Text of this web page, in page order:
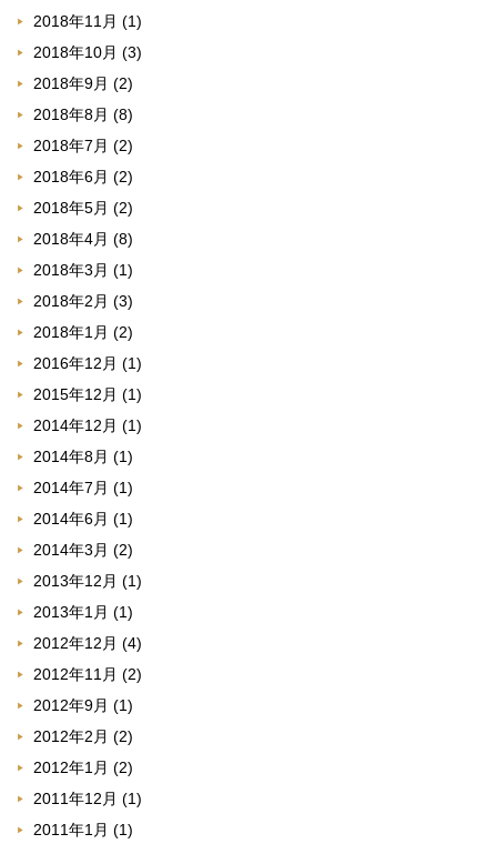
2018年11月 (1)
2018年10月 (3)
2018年9月 (2)
2018年8月 (8)
2018年7月 (2)
2018年6月 (2)
2018年5月 (2)
2018年4月 (8)
2018年3月 (1)
2018年2月 (3)
2018年1月 (2)
2016年12月 (1)
2015年12月 (1)
2014年12月 (1)
2014年8月 (1)
2014年7月 (1)
2014年6月 (1)
2014年3月 (2)
2013年12月 (1)
2013年1月 (1)
2012年12月 (4)
2012年11月 (2)
2012年9月 (1)
2012年2月 (2)
2012年1月 (2)
2011年12月 (1)
2011年1月 (1)